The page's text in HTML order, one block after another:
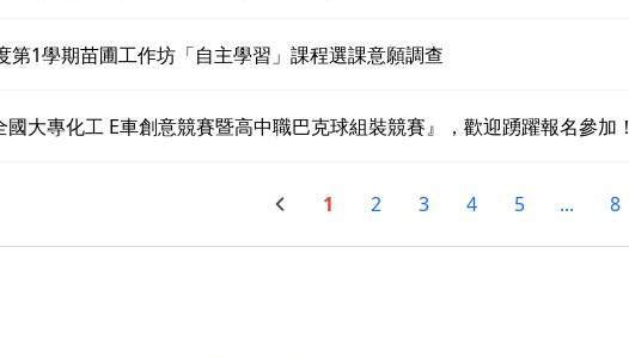
第1學期苗圃工作坊「自主學習」課程選課意願調查
國大專化工 E車創意競賽暨高中職巴克球組裝競賽』，歡迎踴躍報名參加！
1 2 3 4 5 ... 8